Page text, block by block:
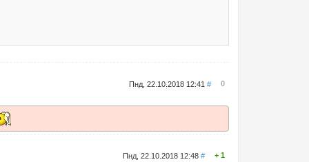
Пнд, 22.10.2018 12:41# 0
Пнд, 22.10.2018 12:48# 1